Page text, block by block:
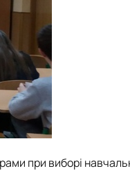
при виборі